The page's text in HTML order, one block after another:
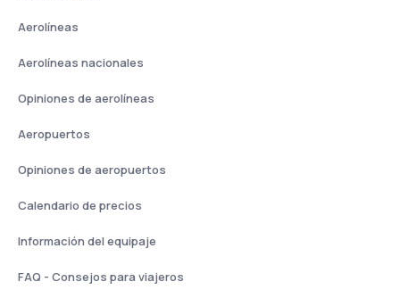
Aerolíneas
Aerolíneas nacionales
Opiniones de aerolíneas
Aeropuertos
Opiniones de aeropuertos
Calendario de precios
Información del equipaje
FAQ - Consejos para viajeros